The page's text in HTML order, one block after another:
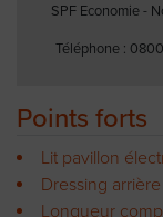
SPF Economie -
Téléphone :
Points forts
Lit pavillon
Dressing
Longueur